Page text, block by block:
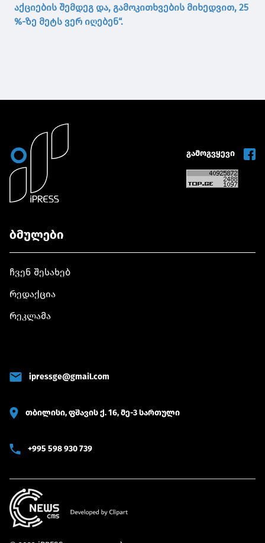
აქციების შემდეგ და, გამოკითხვების მიხედვით, 25
%-ზე მეტს ვერ იღებენ“.
გამოგვყევი
ბმულები
ჩვენ შესახებ
რედაქცია
რეკლამა
ipressge@gmail.com
თბილისი, ფშავის ქ. 16, მე-3 სართული
+995 598 930 739